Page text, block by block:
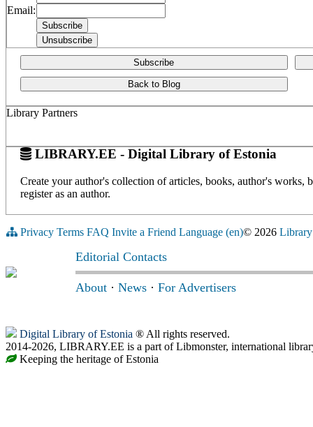
Email:
Subscribe
Back to Blog
Library Partners
LIBRARY.EE - Digital Library of Estonia
Create your author's collection of articles, books, author's
register as an author.
Privacy Terms FAQ Invite a Friend Language (en)© 2026
Editorial Contacts
About · News · For Advertisers
Digital Library of Estonia ® All rights reserved.
2014-2026, LIBRARY.EE is a part of Libmonster, international
Keeping the heritage of Estonia